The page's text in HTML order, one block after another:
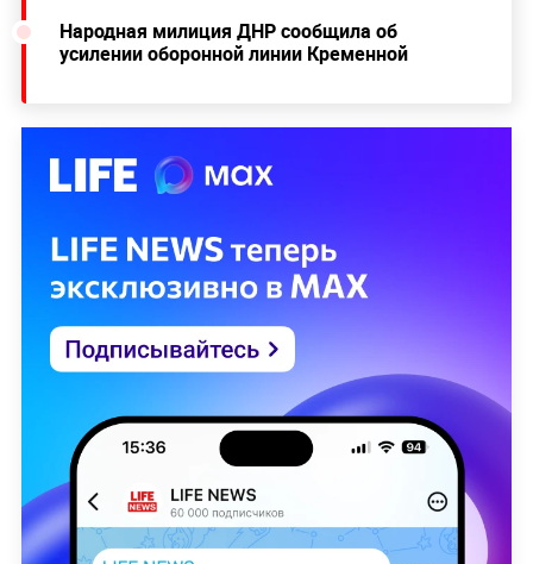
Народная милиция ДНР сообщила об
усилении оборонной линии Кременной